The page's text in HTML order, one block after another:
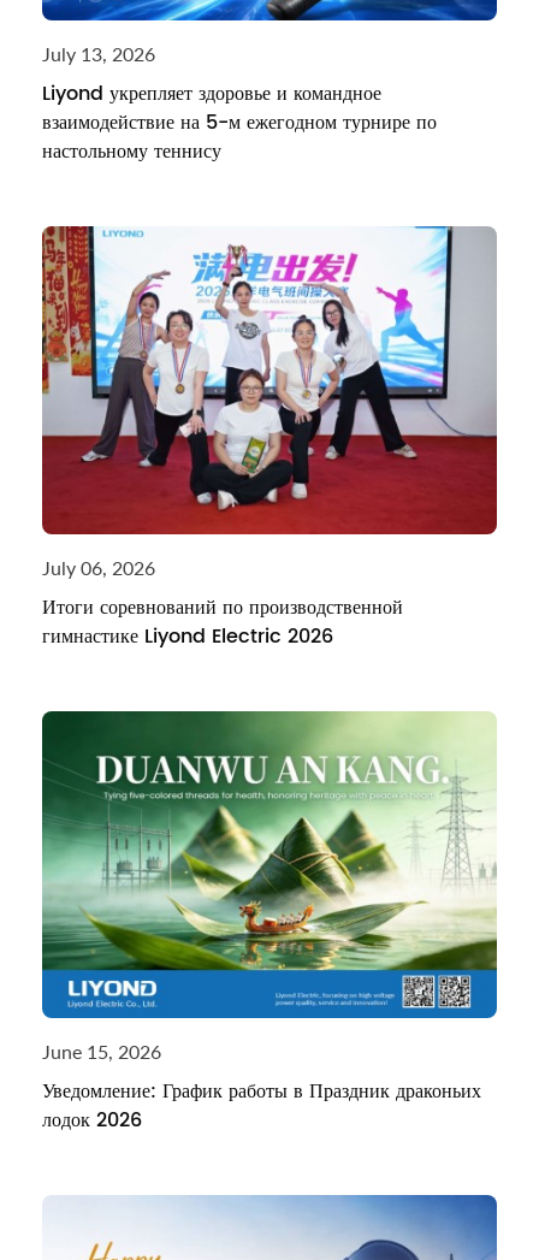
July 13, 2026
Liyond укрепляет здоровье и командное
взаимодействие на 5-м ежегодном турнире по
настольному теннису
July 06, 2026
Итоги соревнований по производственной
гимнастике Liyond Electric 2026
June 15, 2026
Уведомление: График работы в Праздник драконьих
лодок 2026